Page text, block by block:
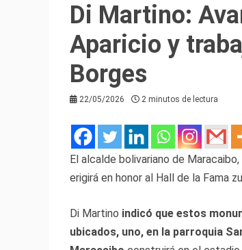
Di Martino:
Aparicio y
Borges
22/05/2026 2 minutos de lectura
El alcalde bolivariano de
erigirá en honor al Hall de la Fama
Di Martino indicó que estos
ubicados, uno, en la parroquia